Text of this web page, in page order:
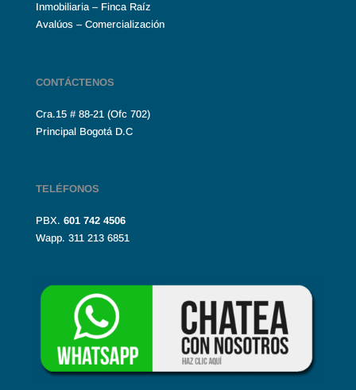
Inmobiliaria – Finca Raíz
Avalúos – Comercialización
CONTÁCTENOS
Cra.15 # 88-21 (Ofc 702)
Principal Bogotá D.C
TELÉFONOS
PBX. 601 742 4506
Wapp. 311 213 6851